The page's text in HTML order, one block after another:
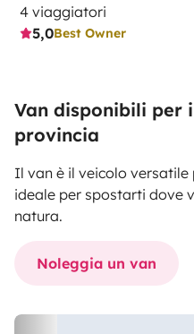
4 viaggiatori
5,0Best Owner
Van disponibili per
provincia
Il van è il veicolo versatile
ideale per spostarti dove
natura.
Noleggia un van